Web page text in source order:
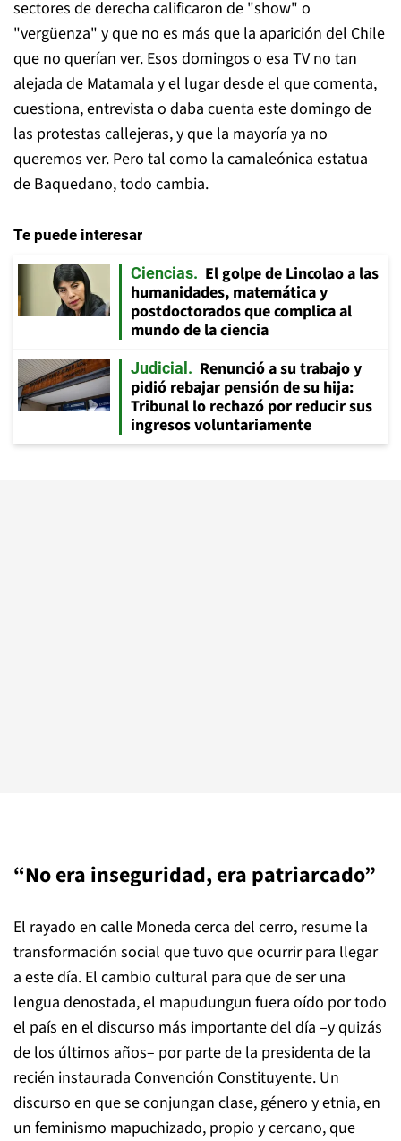
sectores de derecha calificaron de "show" o
"vergüenza" y que no es más que la aparición del Chile
que no querían ver. Esos domingos o esa TV no tan
alejada de Matamala y el lugar desde el que comenta,
cuestiona, entrevista o daba cuenta este domingo de
las protestas callejeras, y que la mayoría ya no
queremos ver. Pero tal como la camaleónica estatua
de Baquedano, todo cambia.
Te puede interesar
Ciencias
El golpe de Lincolao a las
humanidades, matemática y
postdoctorados que complica al
mundo de la ciencia
Judicial
Renunció a su trabajo y
pidió rebajar pensión de su hija:
Tribunal lo rechazó por reducir sus
ingresos voluntariamente
“No era inseguridad, era patriarcado”
El rayado en calle Moneda cerca del cerro, resume la
transformación social que tuvo que ocurrir para llegar
a este día. El cambio cultural para que de ser una
lengua denostada, el mapudungun fuera oído por todo
el país en el discurso más importante del día –y quizás
de los últimos años– por parte de la presidenta de la
recién instaurada Convención Constituyente. Un
discurso en que se conjungan clase, género y etnia, en
un feminismo mapuchizado, propio y cercano, que